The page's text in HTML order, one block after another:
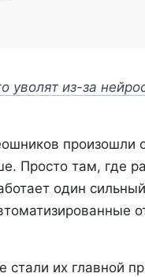
уволят из-за
произошли
Просто там, где
один
стали их главной